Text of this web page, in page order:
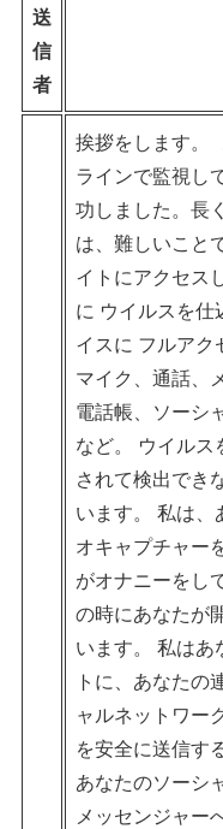
送
信
者
挨拶をします。
ラインで監視し
功しました。長
は、難しいこと
イトにアクセス
に ウイルスを仕
イスに フルアク
マイク、通話、
電話帳、ソーシ
など。 ウイル
されて検出でき
います。 私は
オキャプチャー
がオナニーをし
の時にあなたが
います。 私はあ
トに、あなたの
ャルネットワー
を安全に送信す
あなたのソーシ
メッセンジャー